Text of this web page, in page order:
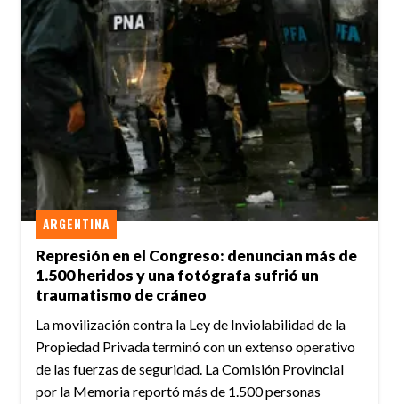
Represión en el Congreso: denuncian más de
1.500 heridos y una fotógrafa sufrió un
traumatismo de cráneo
ARGENTINA
La movilización contra la Ley de Inviolabilidad de la
Propiedad Privada terminó con un extenso operativo
de las fuerzas de seguridad. La Comisión Provincial
por la Memoria reportó más de 1.500 personas